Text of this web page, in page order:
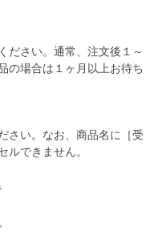
ださい。通常、注文後１～
の場合は１ヶ月以上お待ち
さい。なお、商品名に［受
ルできません。